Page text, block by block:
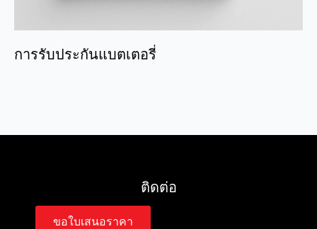
การรับประกันแบตเตอรี่
ติดต่อ
ขอใบเสนอราคา